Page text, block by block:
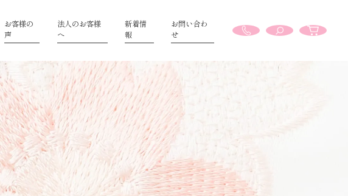
お客様の
声
法人のお客様
へ
新着情
報
お問い合わ
せ